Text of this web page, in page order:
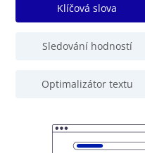
Klíčová slova
Sledování hodností
Optimalizátor textu